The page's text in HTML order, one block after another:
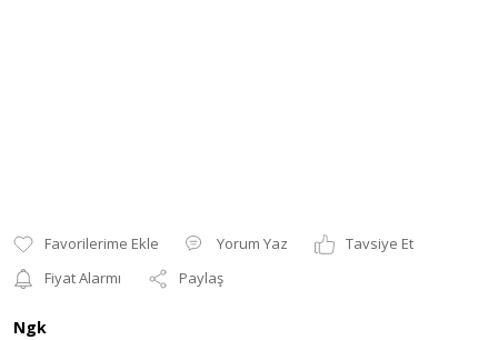
Yorum Yaz
Tavsiye Et
Fiyat Alarmı
Paylaş
Ngk